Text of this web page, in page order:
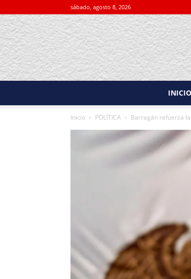
sábado, agosto 8, 2026
INICIO
Inicio POLÍTICA Barragán refuerza